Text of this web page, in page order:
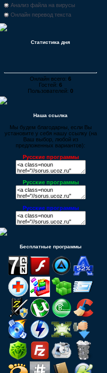
Анализ файла на вирусы
Онлайн перевод текста
Статистика дня
Онлайн всего: 6
Гостей: 6
Пользователей: 0
Наша ссылка
Мы будем благодарны, если Вы
установите у себя нашу ссылку (на
Ваш выбор, любой из
предложенных вариантов):
Русские программы
Русские программы
Русские программы
Бесплатные программы